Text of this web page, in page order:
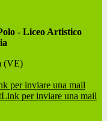
- Liceo Artistico
(VE)
per inviare una mail
Link per inviare una mail